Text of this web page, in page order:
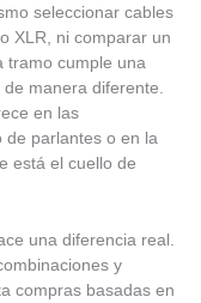
seleccionar cables
XLR, ni comparar un
tramo cumple una
manera diferente.
en las
de parlantes o en la
está el cuello de
una diferencia real.
y
compras basadas en